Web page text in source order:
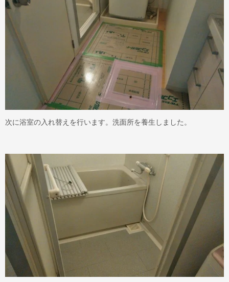
次に浴室の入れ替えを行います。洗面所を養生しました。